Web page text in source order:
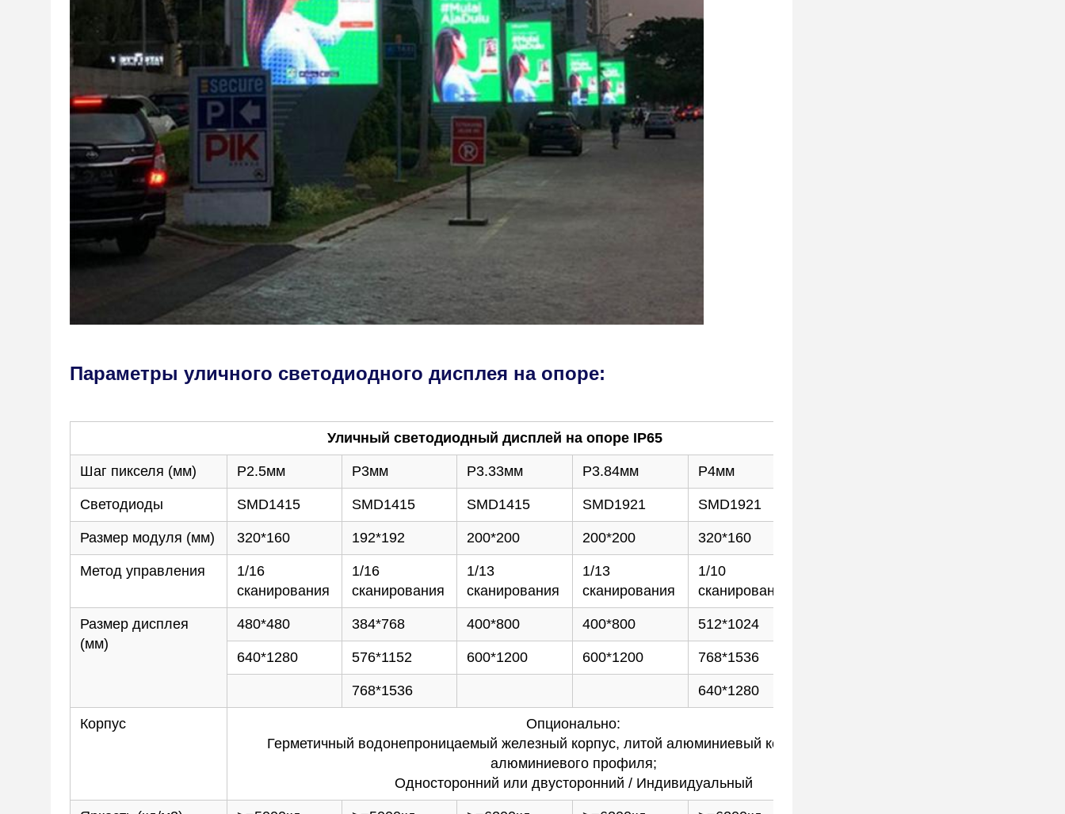
Параметры уличного светодиодного дисплея на опоре:
Уличный светодиодный дисплей на опоре IP65
Шаг пикселя (мм) P2.5мм P3мм P3.33мм P3.84мм P4мм
Светодиоды SMD1415 SMD1415 SMD1415 SMD1921 SMD1921
Размер модуля (мм) 320*160 192*192 200*200 200*200 320*160
Метод управления
1/16
сканирования
1/16
сканирования
1/13
сканирования
1/13
сканирования
1/10
сканирования
Размер дисплея
(мм)
480*480 384*768 400*800 400*800 512*1024
640*1280 576*1152 600*1200 600*1200 768*1536
768*1536 640*1280
Корпус
Опционально:
Герметичный водонепроницаемый железный корпус, литой алюминиевый корпус, корпус из
алюминиевого профиля;
Односторонний или двусторонний / Индивидуальный